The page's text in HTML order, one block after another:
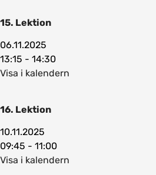
15. Lektion
06.11.2025
13:15 - 14:30
Visa i kalendern
16. Lektion
10.11.2025
09:45 - 11:00
Visa i kalendern